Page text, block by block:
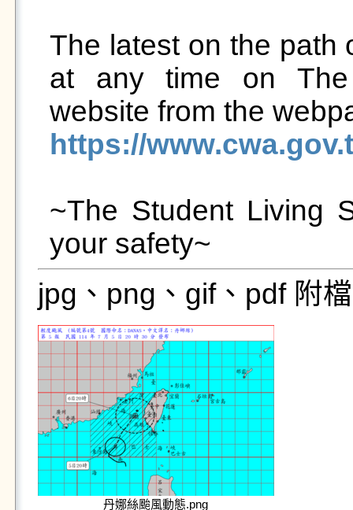
The latest on the path
at any time on The
https://
~The Student Living
jpg、png、gif、pdf 附
丹娜絲颱風動態.png